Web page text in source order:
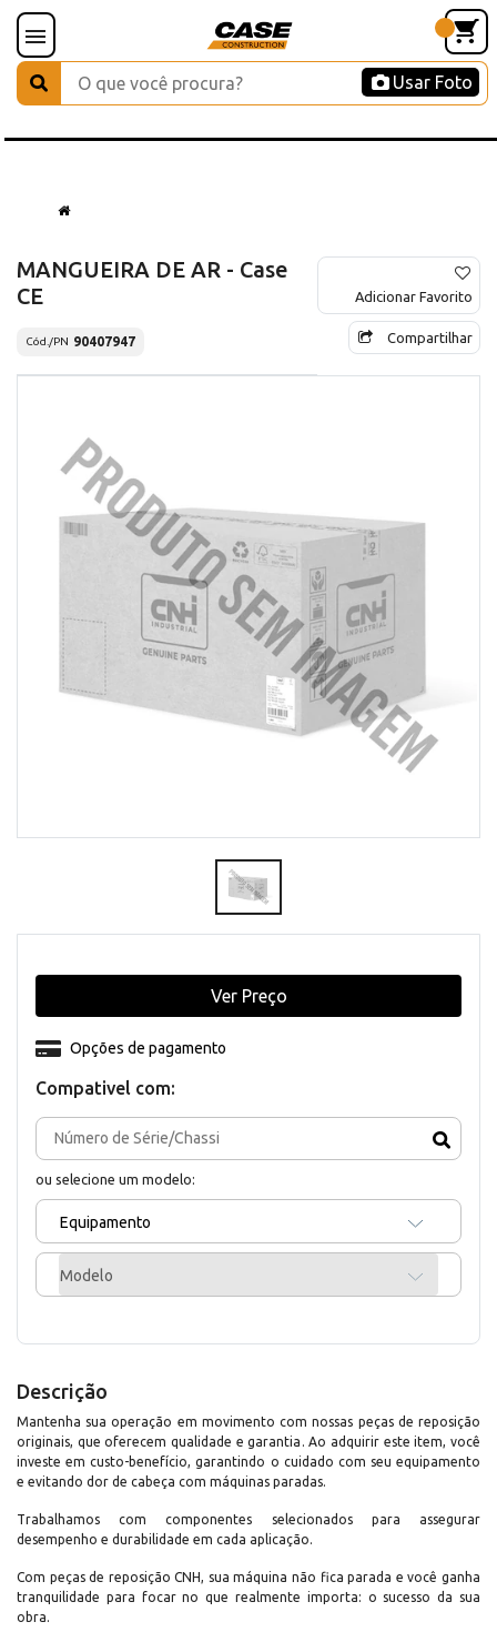
Usar Foto
MANGUEIRA DE AR - Case
CE
Cód./PN 90407947
Adicionar Favorito
Compartilhar
Compativel com:
ou selecione um modelo:
Equipamento
Modelo
Opções de pagamento
Ver Preço
Descrição
Mantenha sua operação em movimento com nossas peças de reposição
originais, que oferecem qualidade e garantia. Ao adquirir este item, você
investe em custo-benefício, garantindo o cuidado com seu equipamento
e evitando dor de cabeça com máquinas paradas.
Trabalhamos com componentes selecionados para assegurar
desempenho e durabilidade em cada aplicação.
Com peças de reposição CNH, sua máquina não fica parada e você ganha
tranquilidade para focar no que realmente importa: o sucesso da sua
obra.